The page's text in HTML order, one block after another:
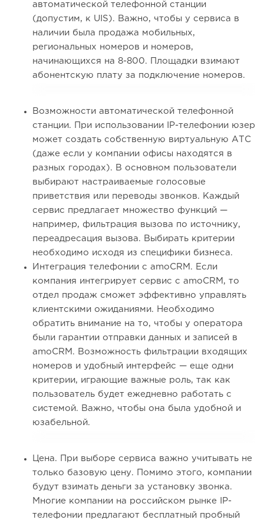
автоматической телефонной станции
(допустим, к UIS). Важно, чтобы у сервиса в
наличии была продажа мобильных,
региональных номеров и номеров,
начинающихся на 8-800. Площадки взимают
абонентскую плату за подключение номеров.
Возможности автоматической телефонной
станции. При использовании IP-телефонии юзер
может создать собственную виртуальную АТС
(даже если у компании офисы находятся в
разных городах). В основном пользователи
выбирают настраиваемые голосовые
приветствия или переводы звонков. Каждый
сервис предлагает множество функций —
например, фильтрация вызова по источнику,
переадресация вызова. Выбирать критерии
необходимо исходя из специфики бизнеса.
Интеграция телефонии с amoCRM. Если
компания интегрирует сервис с amoCRM, то
отдел продаж сможет эффективно управлять
клиентскими ожиданиями. Необходимо
обратить внимание на то, чтобы у оператора
были гарантии отправки данных и записей в
amoCRM. Возможность фильтрации входящих
номеров и удобный интерфейс — еще одни
критерии, играющие важные роль, так как
пользователь будет ежедневно работать с
системой. Важно, чтобы она была удобной и
юзабельной.
Цена. При выборе сервиса важно учитывать не
только базовую цену. Помимо этого, компании
будут взимать деньги за установку звонка.
Многие компании на российском рынке IP-
телефонии предлагают бесплатный пробный